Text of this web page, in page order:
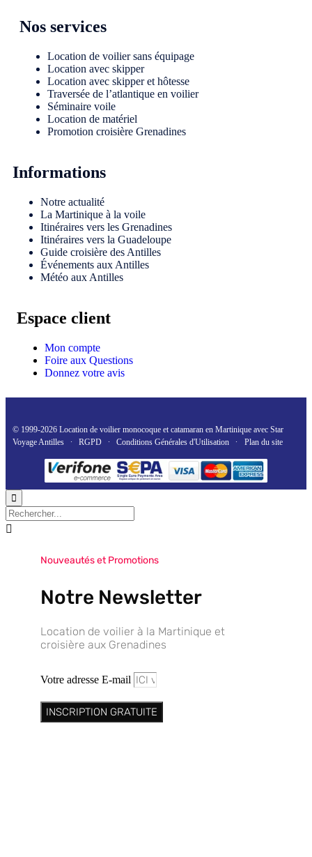
Nos services
Location de voilier sans équipage
Location avec skipper
Location avec skipper et hôtesse
Traversée de l’atlantique en voilier
Séminaire voile
Location de matériel
Promotion croisière Grenadines
Informations
Notre actualité
La Martinique à la voile
Itinéraires vers les Grenadines
Itinéraires vers la Guadeloupe
Guide croisière des Antilles
Événements aux Antilles
Météo aux Antilles
Espace client
Mon compte
Foire aux Questions
Donnez votre avis
© 1999-2026 Location de voilier monocoque et catamaran en Martinique avec Star
Voyage Antilles ∙ RGPD ∙ Conditions Générales d'Utilisation ∙ Plan du site


Nouveautés et Promotions
Notre Newsletter
Location de voilier à la Martinique et
croisière aux Grenadines
Votre adresse E-mail
INSCRIPTION GRATUITE